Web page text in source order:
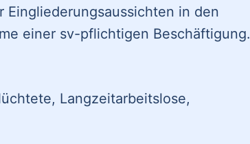
Eingliederungsaussichten in den
einer sv-pflichtigen Beschäftigung.
Langzeitarbeitslose,